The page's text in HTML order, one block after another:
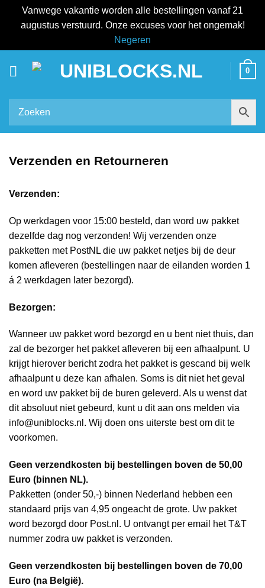
Vanwege vakantie worden alle bestellingen vanaf 21
augustus verstuurd. Onze excuses voor het ongemak!
Negeren
0
Verzenden en Retourneren
Verzenden:
Op werkdagen voor 15:00 besteld, dan word uw pakket
dezelfde dag nog verzonden! Wij verzenden onze
pakketten met PostNL die uw pakket netjes bij de deur
komen afleveren (bestellingen naar de eilanden worden 1
á 2 werkdagen later bezorgd).
Bezorgen:
Wanneer uw pakket word bezorgd en u bent niet thuis, dan
zal de bezorger het pakket afleveren bij een afhaalpunt. U
krijgt hierover bericht zodra het pakket is gescand bij welk
afhaalpunt u deze kan afhalen. Soms is dit niet het geval
en word uw pakket bij de buren geleverd. Als u wenst dat
dit absoluut niet gebeurd, kunt u dit aan ons melden via
info@uniblocks.nl. Wij doen ons uiterste best om dit te
voorkomen.
Geen verzendkosten bij bestellingen boven de 50,00
Euro (binnen NL).
Pakketten (onder 50,-) binnen Nederland hebben een
standaard prijs van 4,95 ongeacht de grote. Uw pakket
word bezorgd door Post.nl. U ontvangt per email het T&T
nummer zodra uw pakket is verzonden.
Geen verzendkosten bij bestellingen boven de 70,00
Euro (na België).